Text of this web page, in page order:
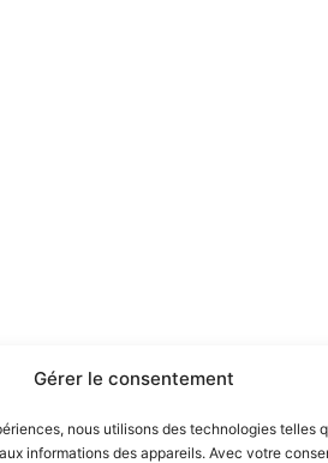
Gérer le consentement
nous utilisons des technologies telles
informations des appareils. Avec votre